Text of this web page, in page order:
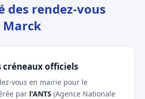
des rendez-vous
Marck
créneaux officiels
vous en mairie pour le
par l'ANTS (Agence Nationale